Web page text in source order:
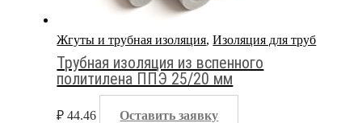
Жгуты и трубная изоляция,Изоляция для труб
Трубная изоляция из вспенного
политилена ППЭ 25/20 мм
₽ 44.46 Оставить заявку